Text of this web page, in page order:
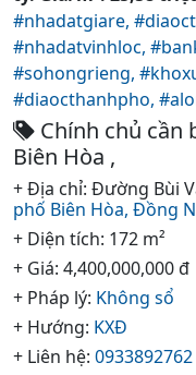
#nhadatgiare,
#nhadatvinhloc,
#sohongrieng,
#diaocthanhpho,
Chính chủ cần
Biên Hòa ,
+ Địa chỉ: Đường Bùi
phố Biên Hòa, Đồng
+ Diện tích: 172 m²
+ Giá: 4,400,000,000 đ
+ Pháp lý: Không sổ
+ Hướng: KXĐ
+ Liên hệ: